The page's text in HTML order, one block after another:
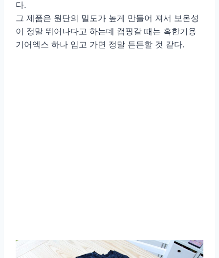
다.
그 제품은 원단의 밀도가 높게 만들어 져서 보온성
이 정말 뛰어나다고 하는데 캠핑갈 때는 혹한기용
기어엑스 하나 입고 가면 정말 든든할 것 같다.